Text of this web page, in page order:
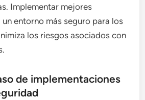
Implementar mejores
entorno más seguro para los
los riesgos asociados con
de implementaciones